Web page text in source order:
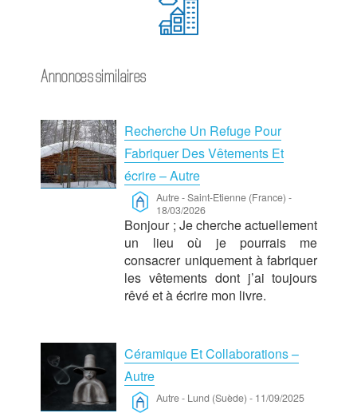
Annonces similaires
Recherche Un Refuge Pour
Fabriquer Des Vêtements Et
écrire – Autre
Autre-Saint-Etienne (France) -
18/03/2026
Bonjour ; Je cherche actuellement
un lieu où je pourrais me
consacrer uniquement à fabriquer
les vêtements dont j’ai toujours
rêvé et à écrire mon livre.
Céramique Et Collaborations –
Autre
Autre- Lund (Suède) - 11/09/2025